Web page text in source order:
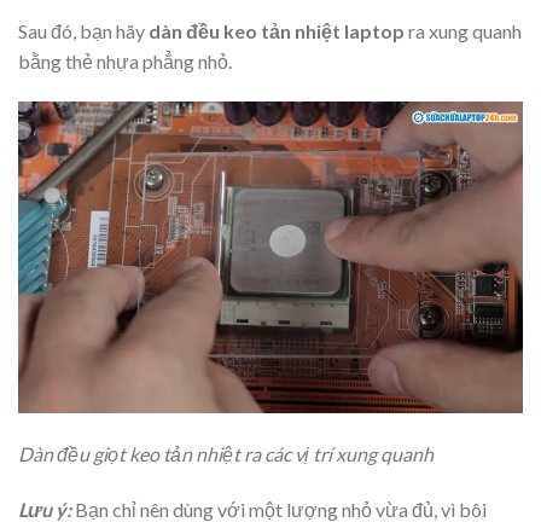
Sau đó, bạn hãy dàn đều keo tản nhiệt laptop ra xung quanh
bằng thẻ nhựa phẳng nhỏ.
Dàn đều giọt keo tản nhiệt ra các vị trí xung quanh
Lưu ý:Bạn chỉ nên dùng với một lượng nhỏ vừa đủ, vì bôi